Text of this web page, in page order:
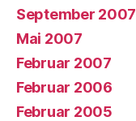
September 2007
Mai 2007
Februar 2007
Februar 2006
Februar 2005